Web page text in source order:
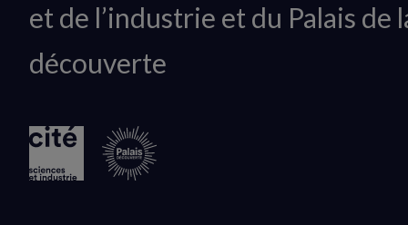
logo
et de l’industrie et du Palais de
découverte